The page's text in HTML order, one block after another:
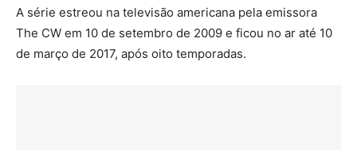
A série estreou na televisão americana pela emissora
The CW em 10 de setembro de 2009 e ficou no ar até 10
de março de 2017, após oito temporadas.